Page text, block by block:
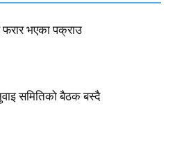
फरार भएका पक्राउ
समितिको बैठक बस्दै